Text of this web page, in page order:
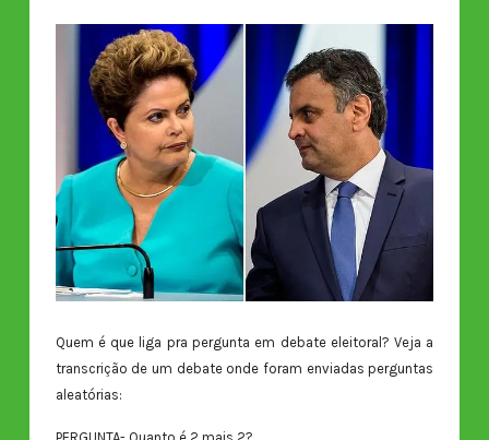
Quem é que liga pra pergunta em debate eleitoral? Veja a
transcrição de um debate onde foram enviadas perguntas
aleatórias: